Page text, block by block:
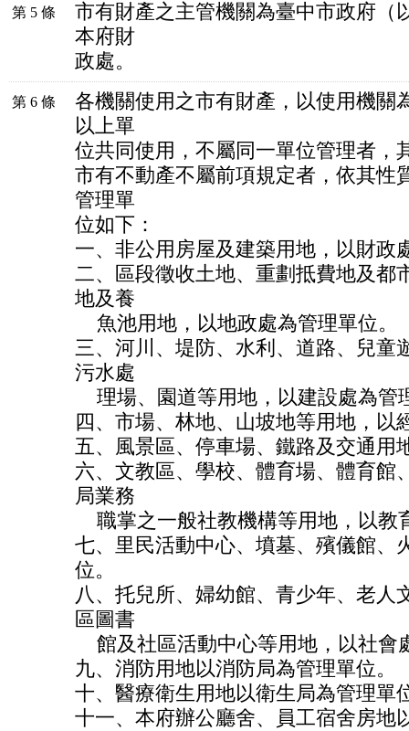
第 5 條
市有財產之主管機關為臺中市政府（
本府財
政處。
第 6 條
各機關使用之市有財產，以使用機關
以上單
位共同使用，不屬同一單位管理者，
市有不動產不屬前項規定者，依其性
管理單
位如下：
一、非公用房屋及建築用地，以財政
二、區段徵收土地、重劃抵費地及都
地及養
魚池用地，以地政處為管理單位。
三、河川、堤防、水利、道路、兒童
污水處
理場、園道等用地，以建設處為管
四、市場、林地、山坡地等用地，以
五、風景區、停車場、鐵路及交通用
六、文教區、學校、體育場、體育館
局業務
職掌之一般社教機構等用地，以教
七、里民活動中心、墳墓、殯儀館、
位。
八、托兒所、婦幼館、青少年、老人
區圖書
館及社區活動中心等用地，以社會
九、消防用地以消防局為管理單位。
十、醫療衛生用地以衛生局為管理單
十一、本府辦公廳舍、員工宿舍房地